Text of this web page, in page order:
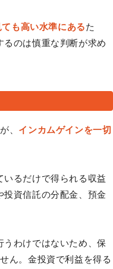
も高い水準にあるた
のは慎重な判断が求め
、 インカムゲインを一切
るだけで得られる収益
資信託の分配金、預金
わけではないため、保
ん。金投資で利益を得る